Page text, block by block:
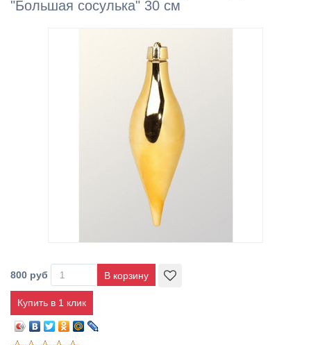
"Большая сосулька" 30 см
800 руб
Купить в 1 клик